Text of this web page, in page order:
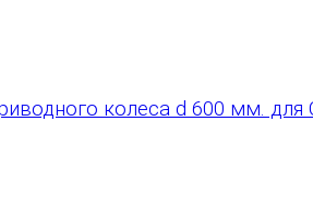
колеса d 600 мм. для